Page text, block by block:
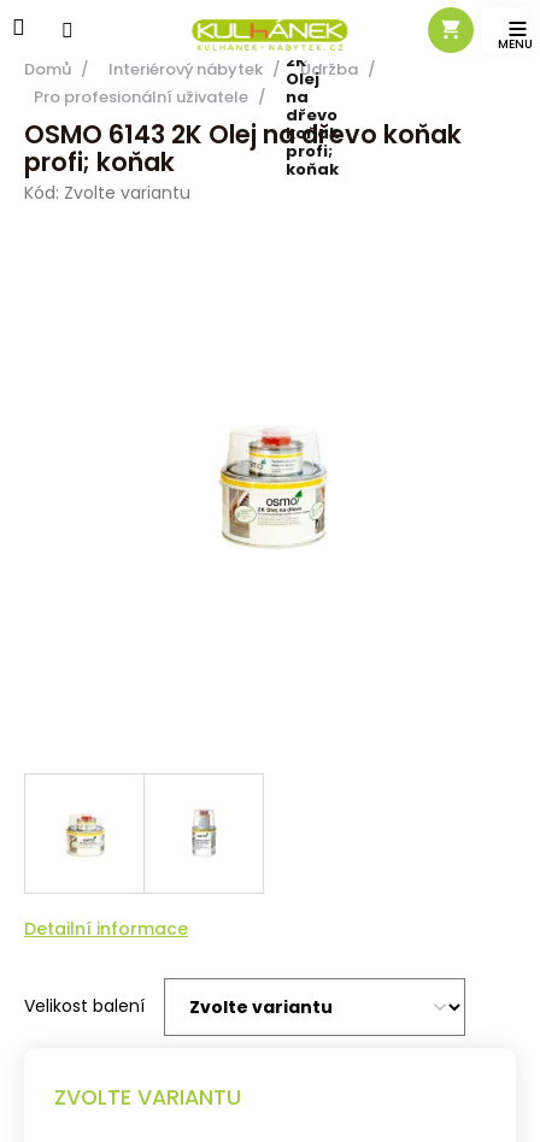
na
Domů / Interiérový nábytek / Údržba /
Pro profesionální uživatele /
OSMO
6143
2K
Olej
na
dřevo
koňak
profi;
koňak
OSMO 6143 2K Olej na dřevo koňak
profi; koňak
Kód: Zvolte variantu
ZVOLTE VARIANTU
Velikost balení
Detailní informace